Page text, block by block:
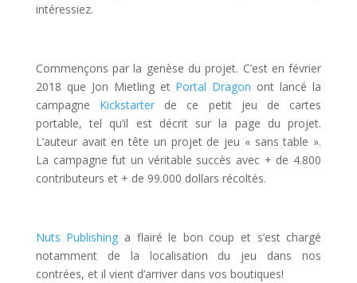
intéressiez.
Commençons par la genèse du projet. C’est en février
2018 que Jon Mietling et Portal Dragon ont lancé la
campagne Kickstarter de ce petit jeu de cartes
portable, tel qu’il est décrit sur la page du projet.
L’auteur avait en tête un projet de jeu « sans table ».
La campagne fut un véritable succès avec + de 4.800
contributeurs et + de 99.000 dollars récoltés.
Nuts Publishing a flairé le bon coup et s’est chargé
notamment de la localisation du jeu dans nos
contrées, et il vient d’arriver dans vos boutiques!